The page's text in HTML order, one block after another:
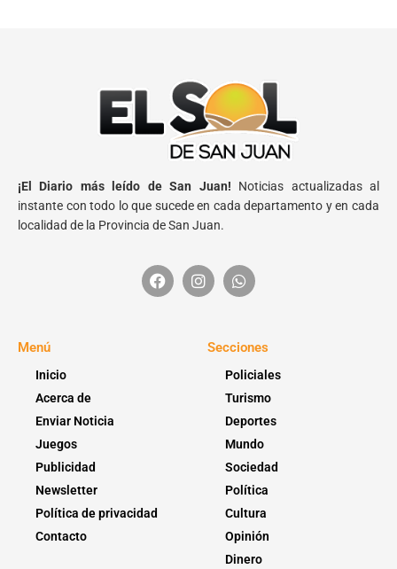
¡El Diario más leído de San Juan! Noticias actualizadas al
instante con todo lo que sucede en cada departamento y en cada
localidad de la Provincia de San Juan.
Menú
Inicio
Acerca de
Enviar Noticia
Juegos
Publicidad
Newsletter
Política de privacidad
Contacto
Secciones
Policiales
Turismo
Deportes
Mundo
Sociedad
Política
Cultura
Opinión
Dinero